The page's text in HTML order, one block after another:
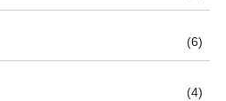
(6)
(4)